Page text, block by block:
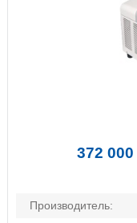
Производитель:
372 000